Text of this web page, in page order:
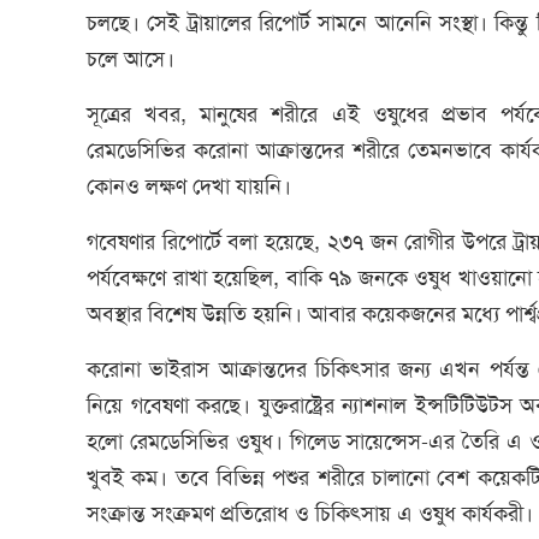
চলছে। সেই ট্রায়ালের রিপোর্ট সামনে আনেনি সংস্থা।
চলে আসে।
সূত্রের খবর, মানুষের শরীরে এই ওষুধের প্রভাব
রেমডেসিভির করোনা আক্রান্তদের শরীরে তেমনভাবে
কোনও লক্ষণ দেখা যায়নি।
গবেষণার রিপোর্টে বলা হয়েছে, ২৩৭ জন রোগীর উপরে
পর্যবেক্ষণে রাখা হয়েছিল, বাকি ৭৯ জনকে ওষুধ খাওয়ানো
অবস্থার বিশেষ উন্নতি হয়নি। আবার কয়েকজনের মধ্যে
করোনা ভাইরাস আক্রান্তদের চিকিৎসার জন্য এখন
নিয়ে গবেষণা করছে। যুক্তরাষ্ট্রের ন্যাশনাল
হলো রেমডেসিভির ওষুধ। গিলেড সায়েন্সেস-এর তৈরি
খুবই কম। তবে বিভিন্ন পশুর শরীরে চালানো বেশ
সংক্রান্ত সংক্রমণ প্রতিরোধ ও চিকিৎসায় এ ওষুধ কার্যকরী।